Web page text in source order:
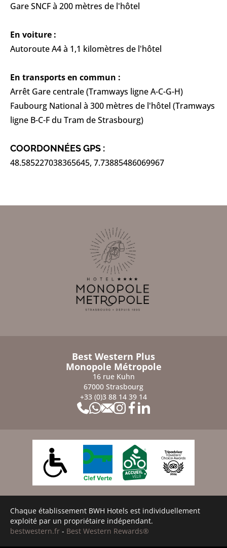
Gare SNCF à 200 mètres de l'hôtel
En voiture :
Autoroute A4 à 1,1 kilomètres de l'hôtel
En transports en commun :
Arrêt Gare centrale (Tramways ligne A-C-G-H)
Faubourg National à 300 mètres de l'hôtel (Tramways
ligne B-C-F du Tram de Strasbourg)
COORDONNÉES GPS :
48.585227038365645, 7.73885486069967
Best Western Plus
Monopole Métropole
16 rue Kuhn
67000 Strasbourg
+33 (0)3 88 14 39 14
Chaque établissement BWH Hotels est individuellement
exploité par un propriétaire indépendant.
bestwestern.fr - Best Western Rewards®